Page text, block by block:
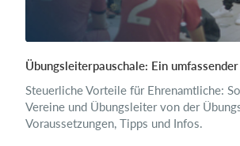
Übungsleiterpauschale: Ein
Steuerliche Vorteile für Ehrenamtliche:
Vereine und Übungsleiter von der
Voraussetzungen, Tipps und Infos.